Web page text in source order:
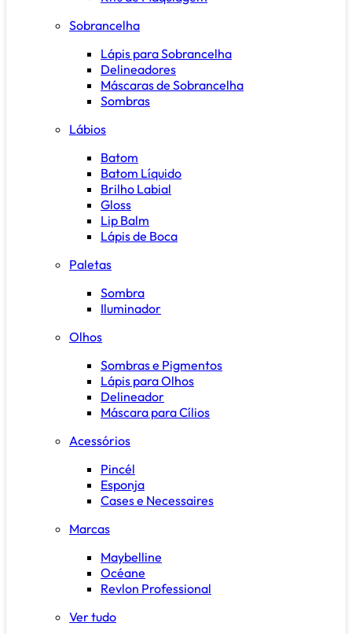
Sobrancelha
Lápis para Sobrancelha
Delineadores
Máscaras de Sobrancelha
Sombras
Lábios
Batom
Batom Líquido
Brilho Labial
Gloss
Lip Balm
Lápis de Boca
Paletas
Sombra
Iluminador
Olhos
Sombras e Pigmentos
Lápis para Olhos
Delineador
Máscara para Cílios
Acessórios
Pincél
Esponja
Cases e Necessaires
Marcas
Maybelline
Océane
Revlon Professional
Ver tudo